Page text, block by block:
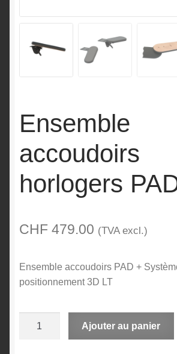
Ensemble
accoudoirs
horlogers
CHF 479.00 (TVA excl.)
Ensemble accoudoirs PAD +
positionnement 3D LT
Ajouter au panier